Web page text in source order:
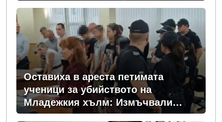
Оставиха в ареста петимата
ученици за убийството на
Младежкия хълм: Измъчвали
Георги час, гаврили се с него и го